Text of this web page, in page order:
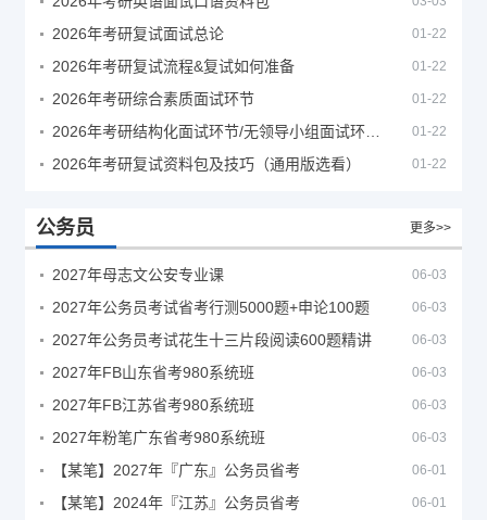
2026年考研复试面试总论 01-22
2026年考研复试流程&复试如何准备 01-22
2026年考研综合素质面试环节 01-22
01-22
2026年考研复试资料包及技巧（通用版选看） 01-22
公务员 更多>>
2027年母志文公安专业课 06-03
2027年公务员考试省考行测5000题+申论100题 06-03
2027年公务员考试花生十三片段阅读600题精讲 06-03
2027年FB山东省考980系统班 06-03
2027年FB江苏省考980系统班 06-03
2027年粉笔广东省考980系统班 06-03
【某笔】2027年『广东』公务员省考 06-01
【某笔】2024年『江苏』公务员省考 06-01